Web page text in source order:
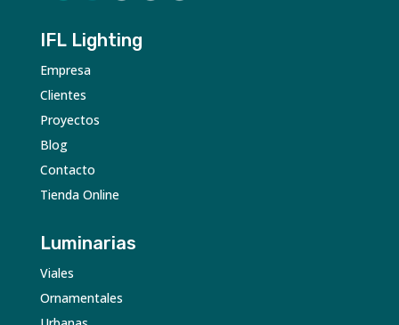
IFL Lighting
Empresa
Clientes
Proyectos
Blog
Contacto
Tienda Online
Luminarias
Viales
Ornamentales